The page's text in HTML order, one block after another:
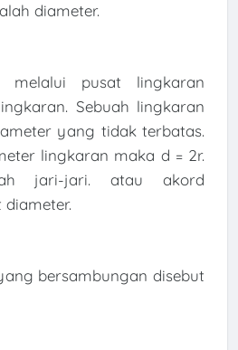
diameter.
pusat lingkaran
Sebuah lingkaran
yang tidak terbatas.
lingkaran maka d = 2r.
jari-jari. atau akord
bersambungan disebut